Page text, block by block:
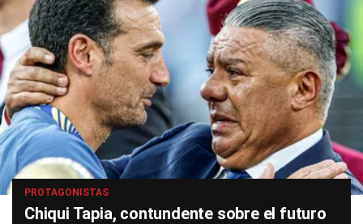
PROTAGONISTAS
Chiqui Tapia, contundente sobre el futuro